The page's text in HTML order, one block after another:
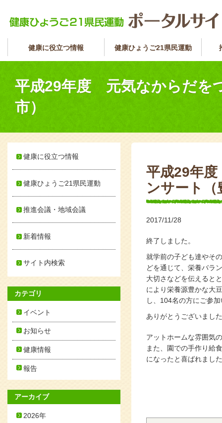
健康に役立つ情報 健康ひょうご21県民運動
平成29年度 元気なからだを
市）
平成29年
ンサート（
2017/11/28
終了しました。
就学前の子ども達やそ
どを通じて、栄養バラ
大切さなどを伝えると
により栄養源豊かな大
し、104名の方にご参
ありがとうございまし
アットホームな雰囲気
また、園での手作り給
になったと喜ばれまし
健康に役立つ情報
健康ひょうご21県民運動
推進会議・地域会議
新着情報
サイト内検索
カテゴリ
イベント
お知らせ
健康情報
報告
アーカイブ
2026年